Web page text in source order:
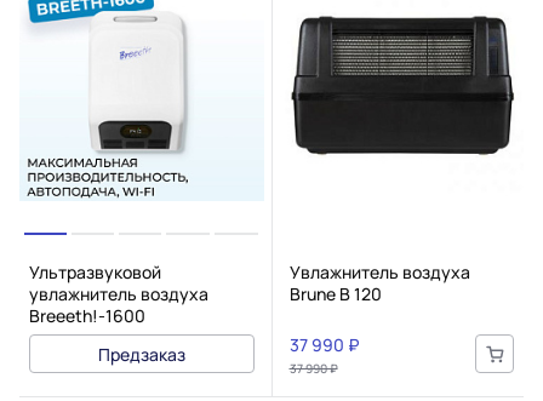
Ультразвуковой
увлажнитель воздуха
Breeeth!-1600
Предзаказ
Увлажнитель воздуха
Brune B 120
37 990 ₽
37 990 ₽